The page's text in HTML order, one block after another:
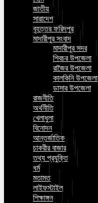
জাতীয়
সারাদেশ
বৃহত্তর ফরিদপুর
মাদারীপুর সংবাদ
মাদারীপুর সদর
শিবচর উপজেলা
রাজৈর উপজেলা
কালকিনি উপজেলা
ডাসার উপজেলা
রাজনীতি
অর্থনীতি
খেলাধুলা
বিনোদন
আন্তর্জাতিক
চাকরীর বাজার
তথ্য প্রযুক্তি
ধর্ম
মতামত
লাইফস্টাইল
শিক্ষাঙ্গন